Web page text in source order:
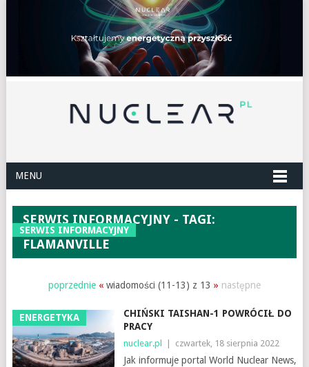
MENU
SERWIS INFORMACYJNY - TAGI:
FLAMANVILLE
poprzednie «wiadomości (11-13) z 13 » następne
ENERGETYKA
CHIŃSKI TAISHAN-1 POWRÓCIŁ DO
PRACY
nuclear.pl czwartek, 18 sierpnia 2022
Jak informuje portal World Nuclear News,
SERWIS INFORMACYJNY